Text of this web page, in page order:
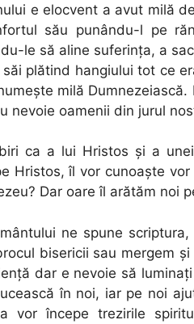
e elocvent a avut milă
său punându-l pe
le să aline suferinţa, a
plătind hangiului tot ce
milă
nevoie oamenii din jurul
ca a lui Hristos şi a
Hristos, îl vor cunoaşte
Dar oare îl arătăm noi
ne spune
bisericii sau mergem
dar e nevoie să
în noi, iar pe noi
vor începe trezirile